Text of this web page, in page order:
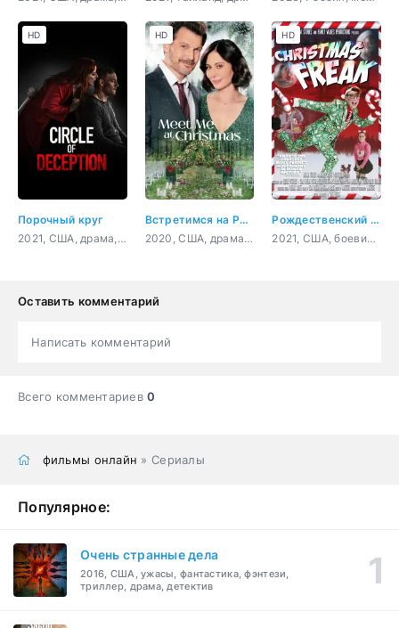
Порочный круг
2021, США, драма, криминал
HD
Встретимся на Рождество
2020, США, драма, мелодрама
HD
Рождественский чудак
2021, США, боевик, комедия
HD
Оставить комментарий
Написать комментарий
Всего комментариев0
фильмы онлайн » Сериалы
Популярное:
Очень странные дела
2016, США, ужасы, фантастика, фэнтези,
триллер, драма, детектив